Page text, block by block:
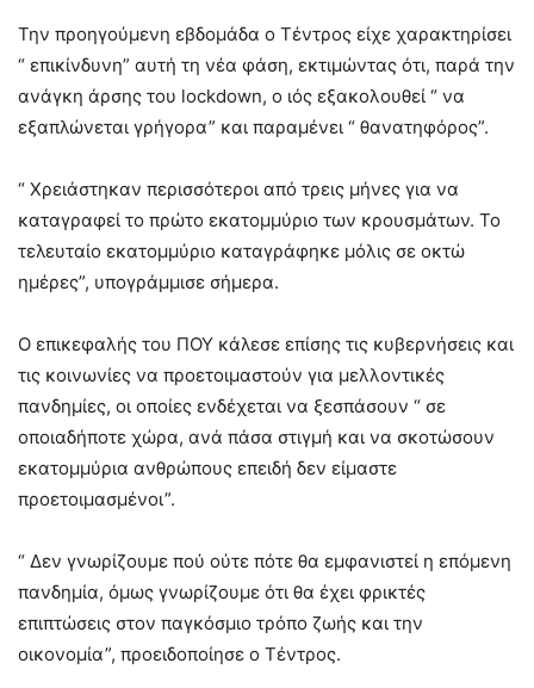
Την προηγούμενη εβδομάδα ο Τέντρος είχε χαρακτηρίσει
“ επικίνδυνη” αυτή τη νέα φάση, εκτιμώντας ότι, παρά την
ανάγκη άρσης του lockdown, ο ιός εξακολουθεί “ να
εξαπλώνεται γρήγορα” και παραμένει “ θανατηφόρος”.
“ Χρειάστηκαν περισσότεροι από τρεις μήνες για να
καταγραφεί το πρώτο εκατομμύριο των κρουσμάτων. Το
τελευταίο εκατομμύριο καταγράφηκε μόλις σε οκτώ
ημέρες”, υπογράμμισε σήμερα.
Ο επικεφαλής του ΠΟΥ κάλεσε επίσης τις κυβερνήσεις και
τις κοινωνίες να προετοιμαστούν για μελλοντικές
πανδημίες, οι οποίες ενδέχεται να ξεσπάσουν “ σε
οποιαδήποτε χώρα, ανά πάσα στιγμή και να σκοτώσουν
εκατομμύρια ανθρώπους επειδή δεν είμαστε
προετοιμασμένοι”.
“ Δεν γνωρίζουμε πού ούτε πότε θα εμφανιστεί η επόμενη
πανδημία, όμως γνωρίζουμε ότι θα έχει φρικτές
επιπτώσεις στον παγκόσμιο τρόπο ζωής και την
οικονομία”, προειδοποίησε ο Τέντρος.